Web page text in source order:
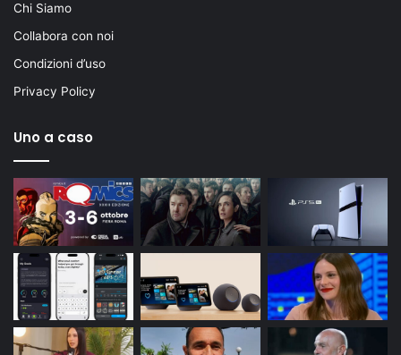
Chi Siamo
Collabora con noi
Condizioni d’uso
Privacy Policy
Uno a caso